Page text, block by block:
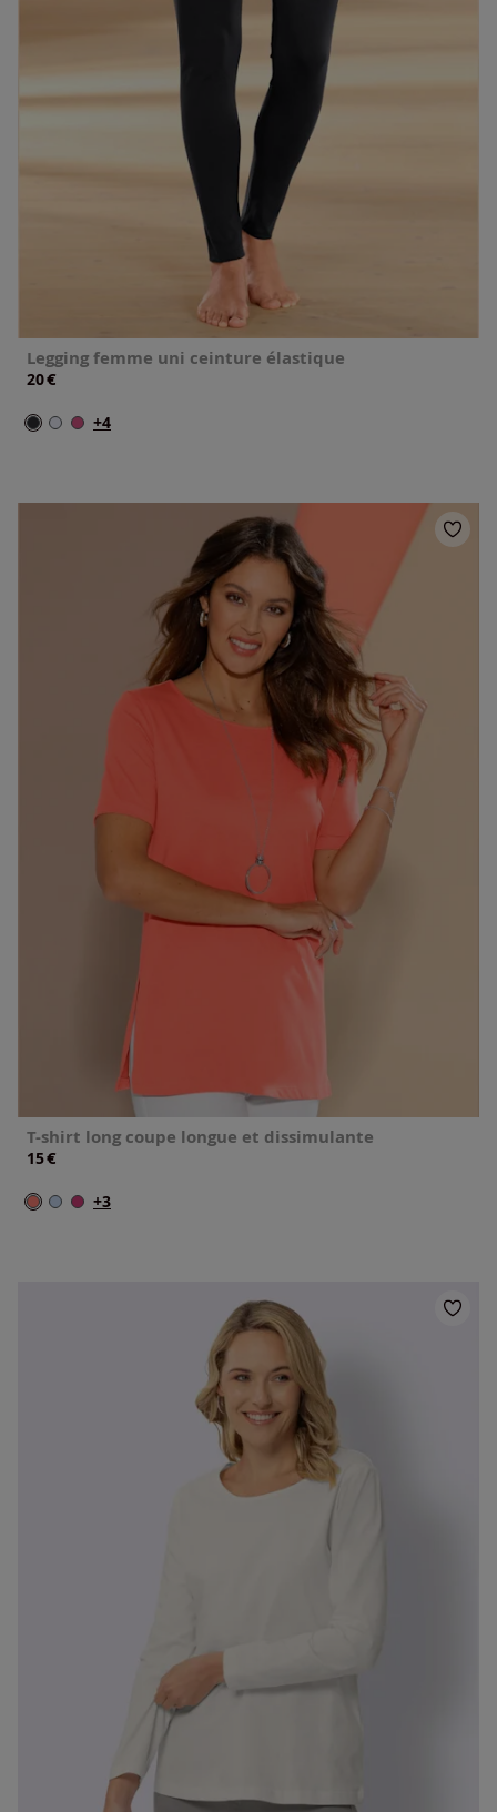
Legging femme uni ceinture élastique
20€
+4
T-shirt long coupe longue et dissimulante
15€
+3